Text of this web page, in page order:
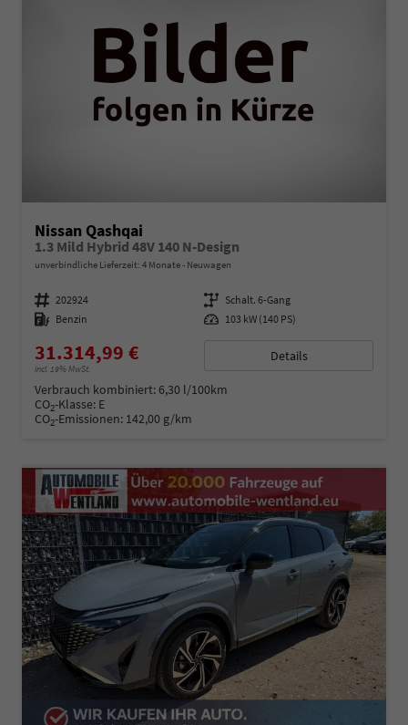
Nissan Qashqai
1.3 Mild Hybrid 48V 140 N-Design
unverbindliche Lieferzeit: 4 Monate Neuwagen
Fahrzeugnummer 202924 Getriebe Schalt. 6-Gang
Kraftstoff Benzin Leistung 103 kW (140 PS)
31.314,99 €
incl. 19% MwSt.
Details
Verbrauch kombiniert:6,30 l/100km
CO2-Klasse: E
CO2-Emissionen: 142,00 g/km